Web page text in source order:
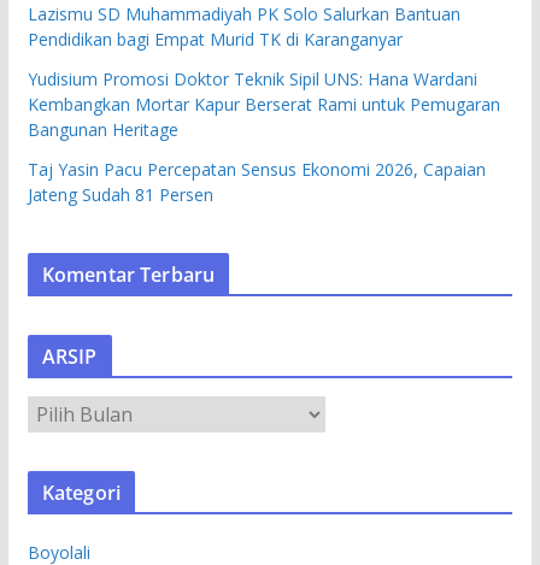
Lazismu SD Muhammadiyah PK Solo Salurkan Bantuan
Pendidikan bagi Empat Murid TK di Karanganyar
Yudisium Promosi Doktor Teknik Sipil UNS: Hana Wardani
Kembangkan Mortar Kapur Berserat Rami untuk Pemugaran
Bangunan Heritage
Taj Yasin Pacu Percepatan Sensus Ekonomi 2026, Capaian
Jateng Sudah 81 Persen
Komentar Terbaru
ARSIP
R
S
Kategori
Boyolali